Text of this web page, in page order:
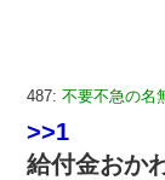
487: 不要不急の名
>>1
給付金おか